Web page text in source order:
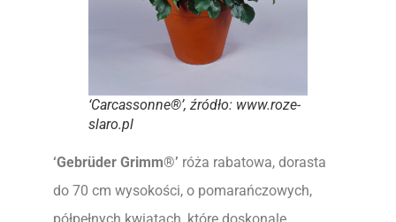
‘Carcassonne®’, źródło: www.roze-
slaro.pl
‘Gebrüder Grimm®’ róża rabatowa, dorasta
do 70 cm wysokości, o pomarańczowych,